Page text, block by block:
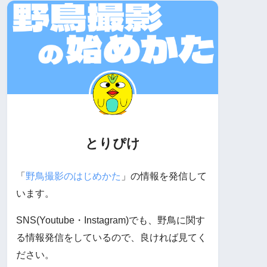
とりぴけ
「 野鳥撮影のはじめかた 」の情報を発信して
います。
SNS(Youtube・Instagram)でも、野鳥に関す
る情報発信をしているので、良ければ見てく
ださい。